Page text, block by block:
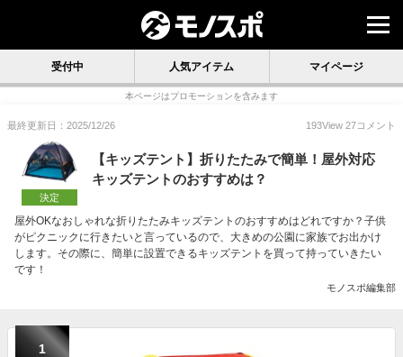
受付中 人気アイテム マイページ
本ページはプロモーションを含みます
最終更新日：2025/12/26 193View 27コメント
決定
【キッズテント】折りたたみで簡単！屋外対応
キッズテントのおすすめは？
屋外OKなおしゃれな折りたたみキッズテントのおすすめはどれですか？子供
がピクニックに行きたいと言っているので、大きめの公園に家族でお出かけ
します。その際に、簡単に設置できるキッズテントを買って持っていきたい
です！
モノスポ編集部
1